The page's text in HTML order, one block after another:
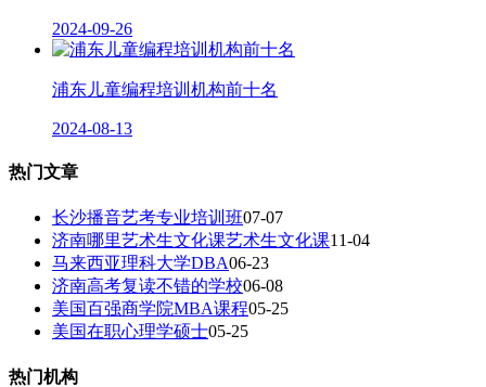
2024-09-26
浦东儿童编程培训机构前十名
2024-08-13
热门文章
长沙播音艺考专业培训班07-07
济南哪里艺术生文化课艺术生文化课11-04
马来西亚理科大学DBA06-23
济南高考复读不错的学校06-08
美国百强商学院MBA课程05-25
美国在职心理学硕士05-25
热门机构